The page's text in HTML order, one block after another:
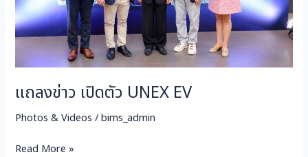
แถลงข่าว เปิดตัว UNEX EV
Photos & Videos /bims_admin
Read More »